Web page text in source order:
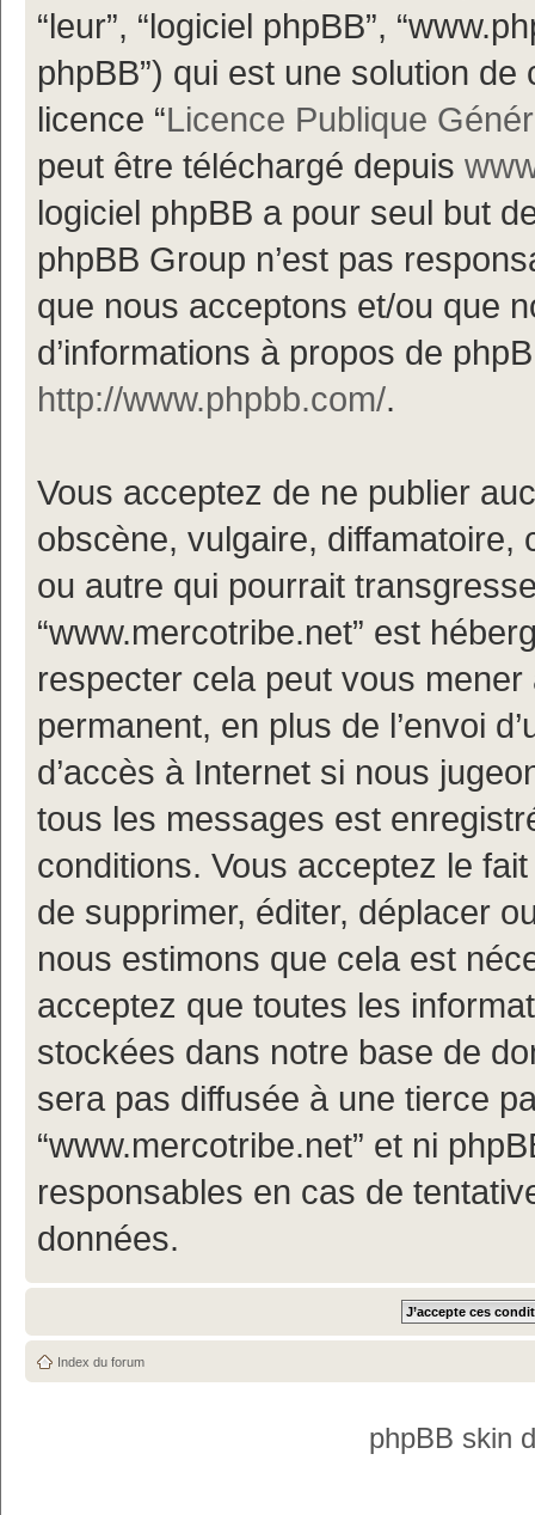
“leur”, “logiciel phpBB”,
phpBB”) qui est une solution
licence “Licence Publique
peut être téléchargé depuis
logiciel phpBB a pour seul but
phpBB Group n’est pas
que nous acceptons et/ou que
d’informations à propos de
http://www.phpbb.com/.
Vous acceptez de ne publier
obscène, vulgaire, diffamatoire,
ou autre qui pourrait
“www.mercotribe.net” est
respecter cela peut vous
permanent, en plus de l’envoi
d’accès à Internet si nous
tous les messages est
conditions. Vous acceptez le
de supprimer, éditer, déplacer
nous estimons que cela est
acceptez que toutes les
stockées dans notre base de
sera pas diffusée à une tierce
“www.mercotribe.net” et ni
responsables en cas de
données.
Index du forum
phpBB skin